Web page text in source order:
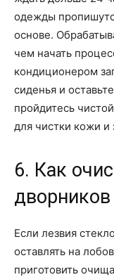
одежды
основе.
чем начать
кондиционером
сиденья и
пройдитесь
для чистки кожи
6. Как
дворников
Если лезвия
оставлять на
приготовить